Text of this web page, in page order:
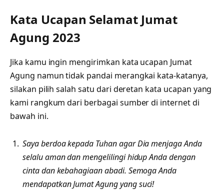
Kata Ucapan Selamat Jumat
Agung 2023
Jika kamu ingin mengirimkan kata ucapan Jumat
Agung namun tidak pandai merangkai kata-katanya,
silakan pilih salah satu dari deretan kata ucapan yang
kami rangkum dari berbagai sumber di internet di
bawah ini.
Saya berdoa kepada Tuhan agar Dia menjaga Anda
selalu aman dan mengelilingi hidup Anda dengan
cinta dan kebahagiaan abadi. Semoga Anda
mendapatkan Jumat Agung yang suci!